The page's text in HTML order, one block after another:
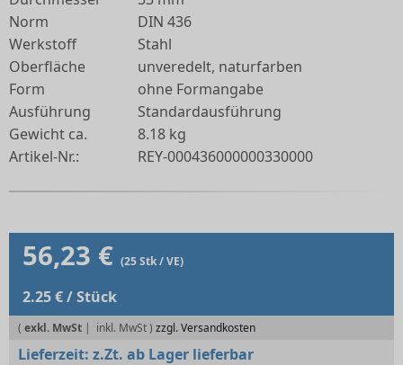
Norm
DIN 436
Werkstoff
Stahl
Oberfläche
unveredelt, naturfarben
Form
ohne Formangabe
Ausführung
Standardausführung
Gewicht ca.
8.18 kg
Artikel-Nr.:
REY-000436000000330000
56,23 € (25 Stk / VE)
2.25 € / Stück
( exkl. MwSt | zzgl. Versandkosten
Lieferzeit: z.Zt. ab Lager lieferbar